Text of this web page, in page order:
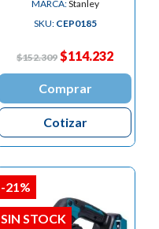
MARCA:Stanley
SKU: CEP0185
$152.309 $114.232
Comprar
Cotizar
-21%
SIN STOCK